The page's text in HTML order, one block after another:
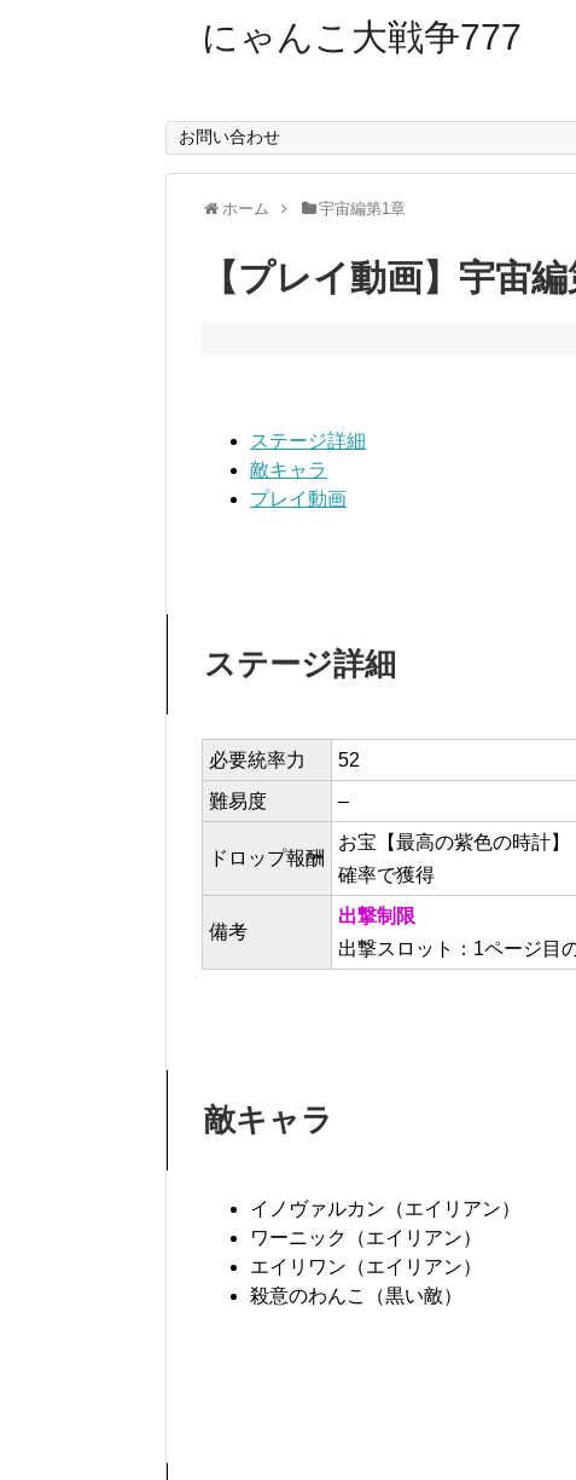
にゃんこ大戦争777
お問い合わせ
ホーム 宇宙編第1章
【プレイ動画】宇宙
ステージ詳細
敵キャラ
プレイ動画
ステージ詳細
必要統率力
52
難易度
–
ドロップ報酬
お宝【最高の紫色の時計
確率で獲得
備考
出撃制限
出撃スロット：1ページ目
敵キャラ
イノヴァルカン（エイリアン）
ワーニック（エイリアン）
エイリワン（エイリアン）
殺意のわんこ（黒い敵）